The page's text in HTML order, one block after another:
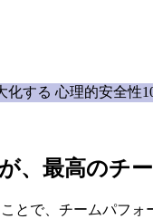
、最高のチ
とで、チームパフ